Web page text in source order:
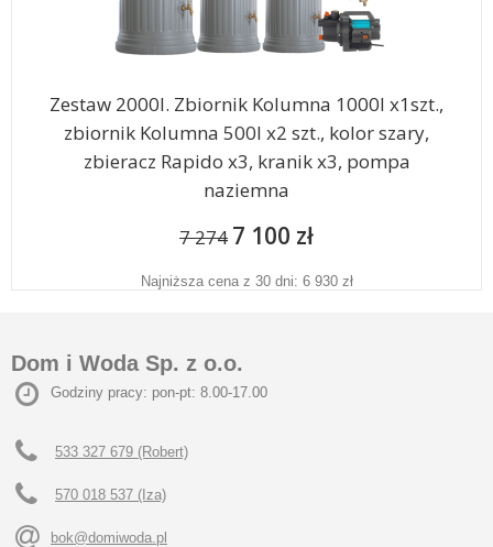
Zestaw 2000l. Zbiornik Kolumna 1000l x1szt.,
zbiornik Kolumna 500l x2 szt., kolor szary,
zbieracz Rapido x3, kranik x3, pompa
naziemna
7 274 7 100 zł
Najniższa cena z 30 dni: 6 930 zł
Dom i Woda Sp. z o.o.
Godziny pracy: pon-pt: 8.00-17.00
533 327 679 (Robert)
570 018 537 (Iza)
bok@domiwoda.pl